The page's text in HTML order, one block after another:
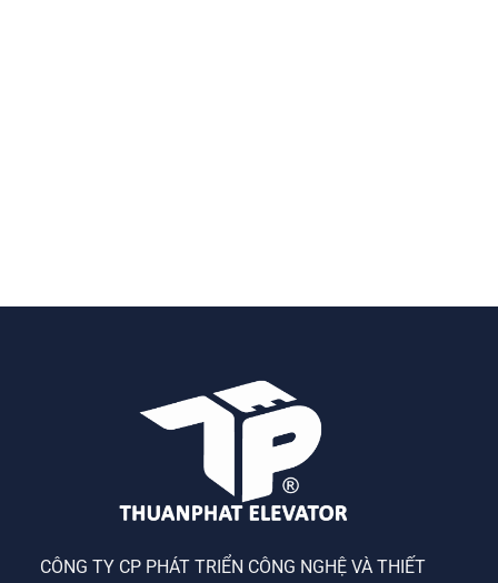
CÔNG TY CP PHÁT TRIỂN CÔNG NGHỆ VÀ THIẾT